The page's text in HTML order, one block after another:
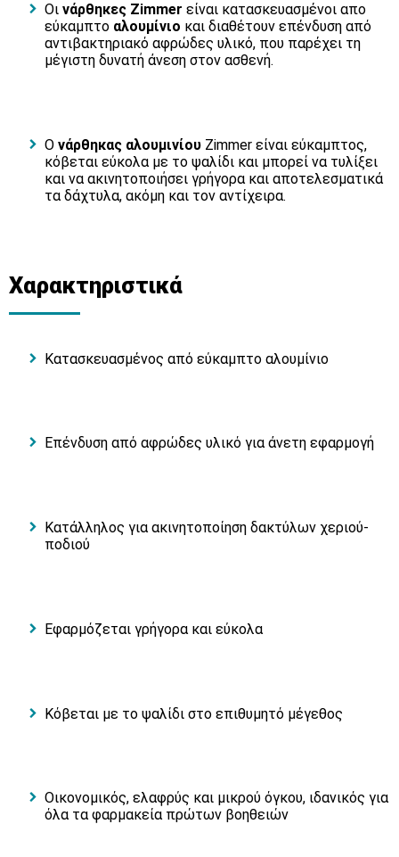
Οι νάρθηκες Zimmer είναι κατασκευασμένοι απο
εύκαμπτο αλουμίνιο και διαθέτουν επένδυση από
αντιβακτηριακό αφρώδες υλικό, που παρέχει τη
μέγιστη δυνατή άνεση στον ασθενή.
Ο νάρθηκας αλουμινίου Zimmer είναι εύκαμπτος,
κόβεται εύκολα με το ψαλίδι και μπορεί να τυλίξει
και να ακινητοποιήσει γρήγορα και αποτελεσματικά
τα δάχτυλα, ακόμη και τον αντίχειρα.
Χαρακτηριστικά
Κατασκευασμένος από εύκαμπτο αλουμίνιο
Επένδυση από αφρώδες υλικό για άνετη εφαρμογή
Κατάλληλος για ακινητοποίηση δακτύλων χεριού-
ποδιού
Εφαρμόζεται γρήγορα και εύκολα
Κόβεται με το ψαλίδι στο επιθυμητό μέγεθος
Οικονομικός, ελαφρύς και μικρού όγκου, ιδανικός για
όλα τα φαρμακεία πρώτων βοηθειών